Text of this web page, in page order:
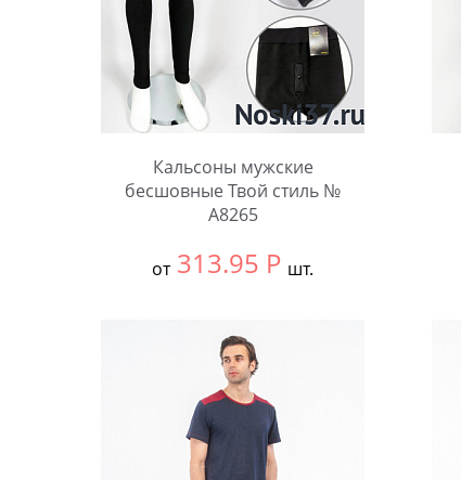
Кальсоны мужские
бесшовные Твой стиль №
A8265
от 313.95 Р шт.